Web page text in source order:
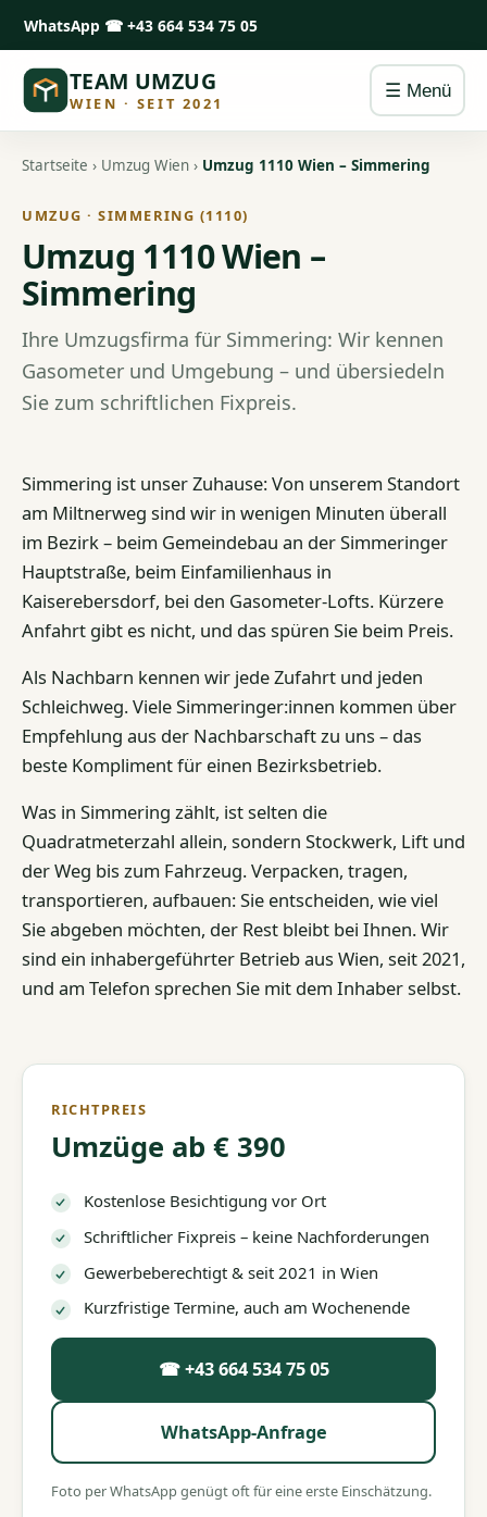
WhatsApp ☎ +43 664 534 75 05
TEAM UMZUG
WIEN · SEIT 2021
☰ Menü
Startseite › Umzug Wien › Umzug 1110 Wien – Simmering
UMZUG · SIMMERING (1110)
Umzug 1110 Wien –
Simmering
Ihre Umzugsfirma für Simmering: Wir kennen
Gasometer und Umgebung – und übersiedeln
Sie zum schriftlichen Fixpreis.
Simmering ist unser Zuhause: Von unserem Standort
am Miltnerweg sind wir in wenigen Minuten überall
im Bezirk – beim Gemeindebau an der Simmeringer
Hauptstraße, beim Einfamilienhaus in
Kaiserebersdorf, bei den Gasometer-Lofts. Kürzere
Anfahrt gibt es nicht, und das spüren Sie beim Preis.
Als Nachbarn kennen wir jede Zufahrt und jeden
Schleichweg. Viele Simmeringer:innen kommen über
Empfehlung aus der Nachbarschaft zu uns – das
beste Kompliment für einen Bezirksbetrieb.
Was in Simmering zählt, ist selten die
Quadratmeterzahl allein, sondern Stockwerk, Lift und
der Weg bis zum Fahrzeug. Verpacken, tragen,
transportieren, aufbauen: Sie entscheiden, wie viel
Sie abgeben möchten, der Rest bleibt bei Ihnen. Wir
sind ein inhabergeführter Betrieb aus Wien, seit 2021,
und am Telefon sprechen Sie mit dem Inhaber selbst.
RICHTPREIS
Umzüge ab € 390
Kostenlose Besichtigung vor Ort
Schriftlicher Fixpreis – keine Nachforderungen
Gewerbeberechtigt & seit 2021 in Wien
Kurzfristige Termine, auch am Wochenende
☎ +43 664 534 75 05
WhatsApp-Anfrage
Foto per WhatsApp genügt oft für eine erste Einschätzung.